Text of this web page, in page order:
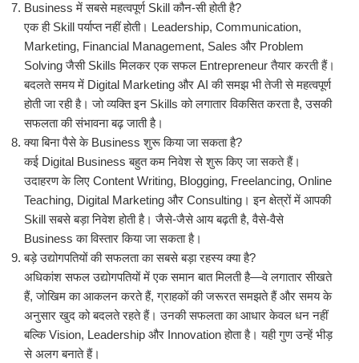
Business में सबसे महत्वपूर्ण Skill कौन-सी होती है?
एक ही Skill पर्याप्त नहीं होती। Leadership, Communication,
Marketing, Financial Management, Sales और Problem
Solving जैसी Skills मिलकर एक सफल Entrepreneur तैयार करती हैं।
बदलते समय में Digital Marketing और AI की समझ भी तेजी से महत्वपूर्ण
होती जा रही है। जो व्यक्ति इन Skills को लगातार विकसित करता है, उसकी
सफलता की संभावना बढ़ जाती है।
क्या बिना पैसे के Business शुरू किया जा सकता है?
कई Digital Business बहुत कम निवेश से शुरू किए जा सकते हैं।
उदाहरण के लिए Content Writing, Blogging, Freelancing, Online
Teaching, Digital Marketing और Consulting। इन क्षेत्रों में आपकी
Skill सबसे बड़ा निवेश होती है। जैसे-जैसे आय बढ़ती है, वैसे-वैसे
Business का विस्तार किया जा सकता है।
बड़े उद्योगपतियों की सफलता का सबसे बड़ा रहस्य क्या है?
अधिकांश सफल उद्योगपतियों में एक समान बात मिलती है—वे लगातार सीखते
हैं, जोखिम का आकलन करते हैं, ग्राहकों की जरूरत समझते हैं और समय के
अनुसार खुद को बदलते रहते हैं। उनकी सफलता का आधार केवल धन नहीं
बल्कि Vision, Leadership और Innovation होता है। यही गुण उन्हें भीड़
से अलग बनाते हैं।